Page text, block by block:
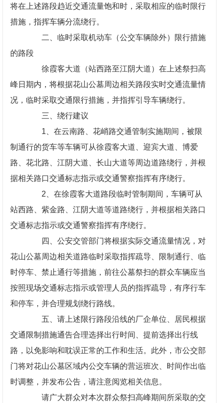
将在上述路段趋近交通流量饱和时，采取相应的临时限行
措施，指挥车辆分流绕行。
二、临时采取机动车（公交车辆除外）限行措施
的路段
徐霞客大道（站西路至江阴大道）在上述祭扫高
峰日期内，将根据花山公墓周边相关路段实时交通流量情
况，临时采取交通限行措施，并指挥引导车辆绕行。
三、绕行建议
1、在云南路、花峭路交通管制实施期间，被限
制通行的货车等车辆可从徐霞客大道、迎宾大道、博爱
路、花北路、江阴大道、长山大道等周边道路绕行，并根
据相关路口交通标志指示或交通警察指挥有序绕行。
2、在徐霞客大道路段临时管制期间，车辆可从
站西路、紫金路、江阴大道等道路绕行，并根据相关路口
交通标志指示或交通警察指挥有序绕行。
四、公安交管部门将根据实际交通流量情况，对
花山公墓周边相关道路临时采取指挥疏导、限制通行、临
时停车、禁止通行等措施，前往公墓祭扫的群众车辆应当
按照现场交通标志指示或管理人员的指挥疏导，有序行车
和停车，并合理规划绕行路线。
五、请上述限行路段沿线的厂企单位、居民根据
交通限制措施通告合理选择出行时间、提前选择出行线
路，以免影响和耽误正常的工作和生活。此外，市公交部
门将对花山公墓区域内公交车辆的营运班次、时间作出临
时调整，并发布公告，请注意阅览相关信息。
请广大群众对本次群众祭扫高峰期间所采取的交